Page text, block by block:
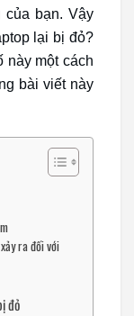
của bạn. Vậy
lại bị đỏ?
này một cách
bài viết này
ra đối với
đỏ